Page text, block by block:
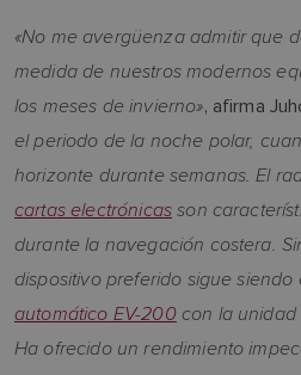
«No me avergüenza admitir que
medida de nuestros modernos
los meses de invierno», afirma
el periodo de la noche polar,
horizonte durante semanas. El
cartas electrónicasson
durante la navegación costera.
dispositivo preferido sigue
automático EV-200con la unidad
Ha ofrecido un rendimiento